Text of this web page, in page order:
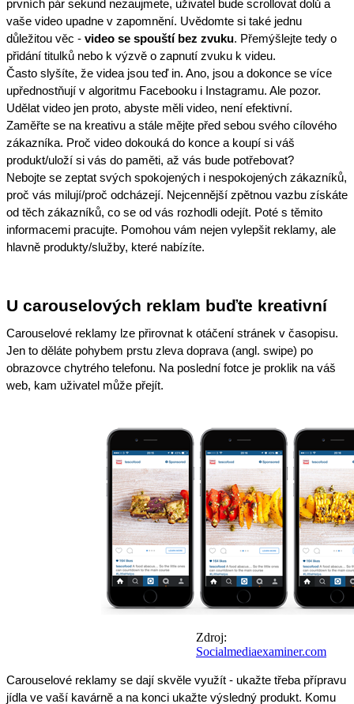
prvních pár sekund nezaujmete, uživatel bude scrollovat dolů a
vaše video upadne v zapomnění. Uvědomte si také jednu
důležitou věc - video se spouští bez zvuku. Přemýšlejte tedy o
přidání titulků nebo k výzvě o zapnutí zvuku k videu.
Často slyšíte, že videa jsou teď in. Ano, jsou a dokonce se více
upřednostňují v algoritmu Facebooku i Instagramu. Ale pozor.
Udělat video jen proto, abyste měli video, není efektivní.
Zaměřte se na kreativu a stále mějte před sebou svého cílového
zákazníka. Proč video dokouká do konce a koupí si váš
produkt/uloží si vás do paměti, až vás bude potřebovat?
Nebojte se zeptat svých spokojených i nespokojených zákazníků,
proč vás milují/proč odcházejí. Nejcennější zpětnou vazbu získáte
od těch zákazníků, co se od vás rozhodli odejít. Poté s těmito
informacemi pracujte. Pomohou vám nejen vylepšit reklamy, ale
hlavně produkty/služby, které nabízíte.
U carouselových reklam buďte kreativní
Carouselové reklamy lze přirovnat k otáčení stránek v časopisu.
Jen to děláte pohybem prstu zleva doprava (angl. swipe) po
obrazovce chytrého telefonu. Na poslední fotce je proklik na váš
web, kam uživatel může přejít.
Zdroj:
Socialmediaexaminer.com
Carouselové reklamy se dají skvěle využít - ukažte třeba přípravu
jídla ve vaší kavárně a na konci ukažte výsledný produkt. Komu